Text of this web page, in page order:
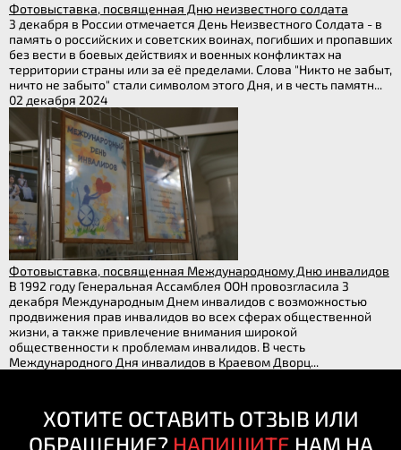
Фотовыставка, посвященная Дню неизвестного солдата
3 декабря в России отмечается День Неизвестного Солдата - в
память о российских и советских воинах, погибших и пропавших
без вести в боевых действиях и военных конфликтах на
территории страны или за её пределами. Слова "Никто не забыт,
ничто не забыто" стали символом этого Дня, и в честь памятн...
02 декабря 2024
Фотовыставка, посвященная Международному Дню инвалидов
В 1992 году Генеральная Ассамблея ООН провозгласила 3
декабря Международным Днем инвалидов с возможностью
продвижения прав инвалидов во всех сферах общественной
жизни, а также привлечение внимания широкой
общественности к проблемам инвалидов. В честь
Международного Дня инвалидов в Краевом Дворц...
ХОТИТЕ ОСТАВИТЬ ОТЗЫВ ИЛИ
ОБРАЩЕНИЕ? НАПИШИТЕ НАМ НА